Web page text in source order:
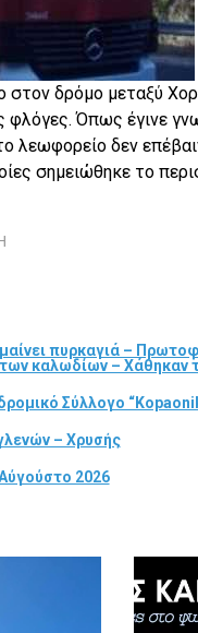
δρόμο μεταξύ
φλόγες. Όπως έγινε
λεωφορείο δεν
σημειώθηκε το
πυρκαγιά –
καλωδίων – Χάθηκαν
Σύλλογο
– Χρυσής
2026